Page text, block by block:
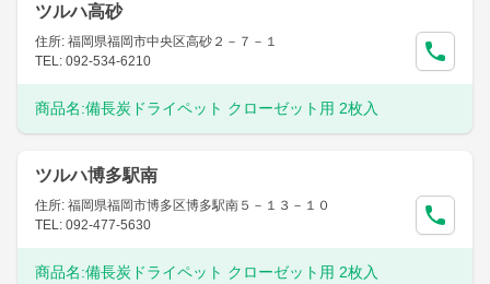
ツルハ高砂
住所: 福岡県福岡市中央区高砂２－７－１
TEL: 092-534-6210
商品名:備長炭ドライペット クローゼット用 2枚入
ツルハ博多駅南
住所: 福岡県福岡市博多区博多駅南５－１３－１０
TEL: 092-477-5630
商品名:備長炭ドライペット クローゼット用 2枚入